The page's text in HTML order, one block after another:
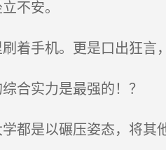
不安。
着手机。更是口出狂言
合实力是最强的！？
都是以碾压姿态，将其